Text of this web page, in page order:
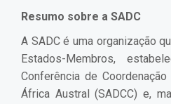
Resumo sobre a SADC
A SADC é uma organização
Estados-Membros,
Conferência de
África Austral (SADCC) e,